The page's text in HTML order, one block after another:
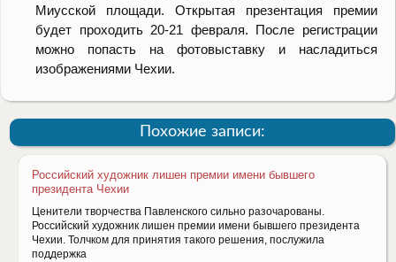
Миусской площади. Открытая презентация премии
будет проходить 20-21 февраля. После регистрации
можно попасть на фотовыставку и насладиться
изображениями Чехии.
Похожие записи:
Российский художник лишен премии имени бывшего
президента Чехии
Ценители творчества Павленского сильно разочарованы.
Российский художник лишен премии имени бывшего президента
Чехии. Толчком для принятия такого решения, послужила
поддержка